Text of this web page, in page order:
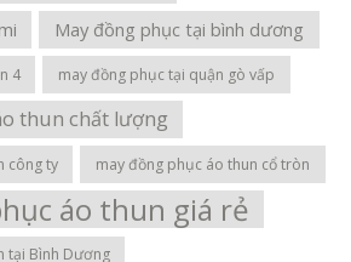
May đồng phục tại bình dương
4 may đồng phục tại quận gò vấp
thun chất lượng
công ty may đồng phục áo thun cổ tròn
áo thun giá rẻ
tại Bình Dương